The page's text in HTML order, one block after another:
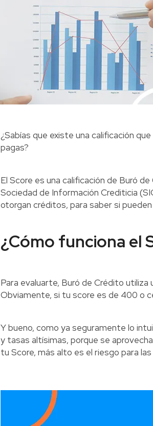
¿Sabías que existe una calificación
pagas?
El Score es una calificación de Buró
Sociedad de Información Crediticia
otorgan créditos, para saber si
¿Cómo funciona el
Para evaluarte, Buró de Crédito
Obviamente, si tu score es de 400 o
Y bueno, como ya seguramente lo
y tasas altísimas, porque se
tu Score, más alto es el riesgo para